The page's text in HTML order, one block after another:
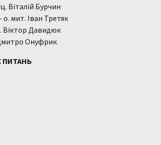
Віталій Бурчин
мит. Іван Третяк
Віктор Давидюк
Онуфрик
ПИТАНЬ